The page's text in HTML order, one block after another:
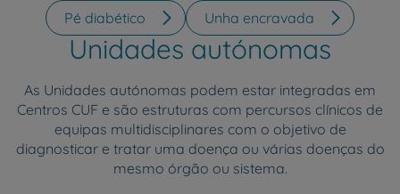
Pé diabético
Unha encravada
Unidades autónomas
As Unidades autónomas podem estar integradas em
Centros CUF e são estruturas com percursos clínicos de
equipas multidisciplinares com o objetivo de
diagnosticar e tratar uma doença ou várias doenças do
mesmo órgão ou sistema.